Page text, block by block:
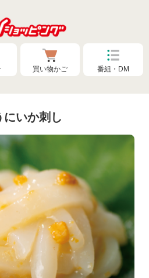
で送料無料（カタログ）
買い物かご 番組・DM
いか刺し